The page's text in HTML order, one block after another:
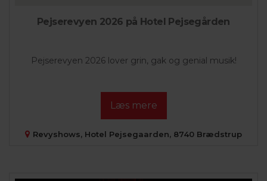
Pejserevyen 2026 på Hotel Pejsegården
Pejserevyen 2026 lover grin, gak og genial musik!
Læs mere
Revyshows, Hotel Pejsegaarden, 8740 Brædstrup